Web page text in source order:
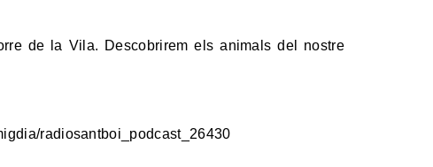
de la Vila. Descobrirem els animals del nostre
radiosantboi_podcast_26430